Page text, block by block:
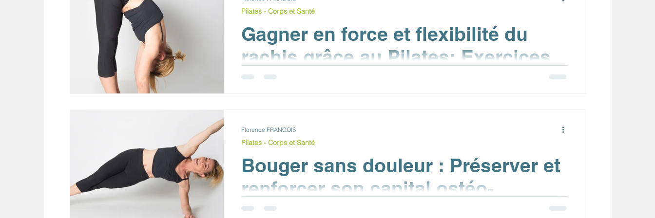
Gagner en force et flexibilité du
rachis grâce au Pilates: Exercices
et conseils essentiels (1/2)
Pilates - Corps et Santé
Bouger sans douleur : Préserver et
renforcer son capital ostéo-
articulaire avec la méthode Pilates
Pilates - Corps et Santé
Florence FRANCOIS